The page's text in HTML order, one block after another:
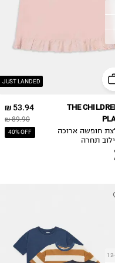
JUST LANDED
53.94 ₪
89.90 ₪
40% OFF
THE
חופשה ארוכה
תחרה